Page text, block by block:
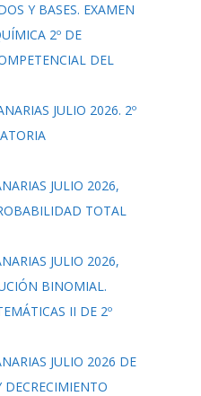
Y BASES. EXAMEN
2º DE
DEL
JULIO 2026. 2º
JULIO 2026,
TOTAL
JULIO 2026,
BINOMIAL.
II DE 2º
JULIO 2026 DE